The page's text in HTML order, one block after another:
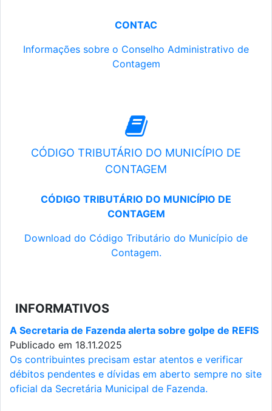
CONTAC
Informações sobre o Conselho Administrativo de
Contagem
CÓDIGO TRIBUTÁRIO DO MUNICÍPIO DE
CONTAGEM
CÓDIGO TRIBUTÁRIO DO MUNICÍPIO DE
CONTAGEM
Download do Código Tributário do Município de
Contagem.
INFORMATIVOS
A Secretaria de Fazenda alerta sobre golpe de REFIS
Publicado em 18.11.2025
Os contribuintes precisam estar atentos e verificar
débitos pendentes e dívidas em aberto sempre no site
oficial da Secretária Municipal de Fazenda.